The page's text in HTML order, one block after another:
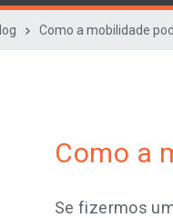
Como a mobilidade
Como a
Se fizermos